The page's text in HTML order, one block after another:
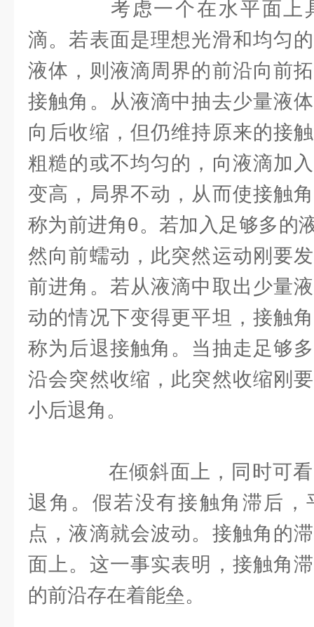
考虑一个在水平面上
滴。若表面是理想光滑和均匀
液体，则液滴周界的前沿向前
接触角。从液滴中抽去少量液
向后收缩，但仍维持原来的接
粗糙的或不均匀的，向液滴加
变高，局界不动，从而使接触
称为前进角θ。若加入足够多的
然向前蠕动，此突然运动刚要
前进角。若从液滴中取出少量
动的情况下变得更平坦，接触
称为后退接触角。当抽走足够
沿会突然收缩，此突然收缩刚
小后退角。
在倾斜面上，同时可看
退角。假若没有接触角滞后
点，液滴就会波动。接触角的
面上。这一事实表明，接触角
的前沿存在着能垒。